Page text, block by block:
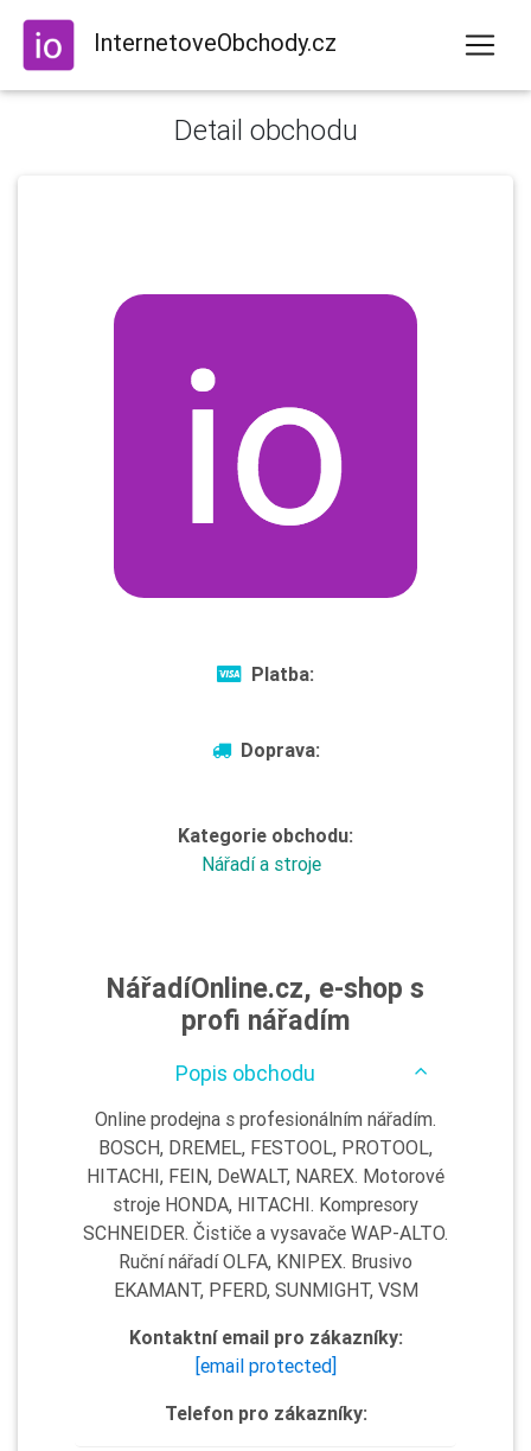
InternetoveObchody.cz
Detail obchodu
Platba:
Doprava:
Kategorie obchodu:
Nářadí a stroje
NářadíOnline.cz, e-shop s
profi nářadím
Popis obchodu
Online prodejna s profesionálním nářadím.
BOSCH, DREMEL, FESTOOL, PROTOOL,
HITACHI, FEIN, DeWALT, NAREX. Motorové
stroje HONDA, HITACHI. Kompresory
SCHNEIDER. Čističe a vysavače WAP-ALTO.
Ruční nářadí OLFA, KNIPEX. Brusivo
EKAMANT, PFERD, SUNMIGHT, VSM
Kontaktní email pro zákazníky:
[email protected]
Telefon pro zákazníky: